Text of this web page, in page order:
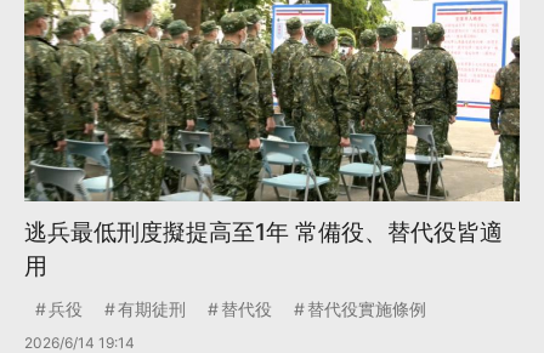
逃兵最低刑度擬提高至1年 常備役、替代役皆適
用
兵役 有期徒刑 替代役 替代役實施條例
2026/6/14 19:14